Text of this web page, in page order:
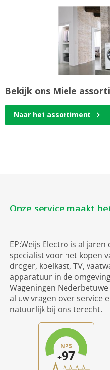
Bekijk ons Miele
Naar het assortiment
Onze service maakt
EP:Weijs Electro is al
specialist voor het kopen
droger, koelkast, TV,
apparatuur in de
Wageningen
al uw vragen over service
natuurlijk bij ons terecht.